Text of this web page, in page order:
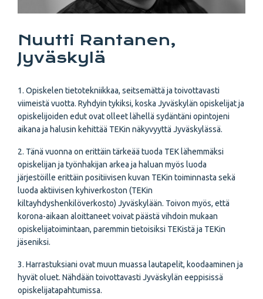
Nuutti Rantanen,
Jyväskylä
1. Opiskelen tietotekniikkaa, seitsemättä ja toivottavasti
viimeistä vuotta. Ryhdyin tykiksi, koska Jyväskylän opiskelijat ja
opiskelijoiden edut ovat olleet lähellä sydäntäni opintojeni
aikana ja halusin kehittää TEKin näkyvyyttä Jyväskylässä.
2. Tänä vuonna on erittäin tärkeää tuoda TEK lähemmäksi
opiskelijan ja työnhakijan arkea ja haluan myös luoda
järjestöille erittäin positiivisen kuvan TEKin toiminnasta sekä
luoda aktiivisen kyhiverkoston (TEKin
kiltayhdyshenkilöverkosto) Jyväskylään. Toivon myös, että
korona-aikaan aloittaneet voivat päästä vihdoin mukaan
opiskelijatoimintaan, paremmin tietoisiksi TEKistä ja TEKin
jäseniksi.
3. Harrastuksiani ovat muun muassa lautapelit, koodaaminen ja
hyvät oluet. Nähdään toivottavasti Jyväskylän eeppisissä
opiskelijatapahtumissa.